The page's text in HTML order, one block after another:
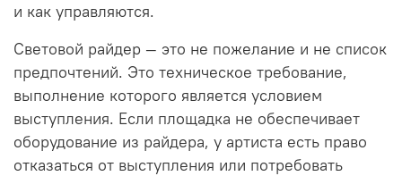
и как управляются.
Световой райдер — это не пожелание и не список
предпочтений. Это техническое требование,
выполнение которого является условием
выступления. Если площадка не обеспечивает
оборудование из райдера, у артиста есть право
отказаться от выступления или потребовать